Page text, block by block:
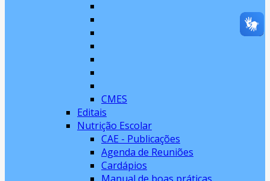
CMES
Editais
Nutrição Escolar
CAE - Publicações
Agenda de Reuniões
Cardápios